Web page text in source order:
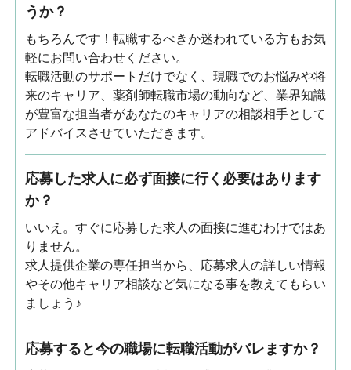
うか？
もちろんです！転職するべきか迷われている方もお気
軽にお問い合わせください。
転職活動のサポートだけでなく、現職でのお悩みや将
来のキャリア、薬剤師転職市場の動向など、業界知識
が豊富な担当者があなたのキャリアの相談相手として
アドバイスさせていただきます。
応募した求人に必ず面接に行く必要はあります
か？
いいえ。すぐに応募した求人の面接に進むわけではあ
りません。
求人提供企業の専任担当から、応募求人の詳しい情報
やその他キャリア相談など気になる事を教えてもらい
ましょう♪
応募すると今の職場に転職活動がバレますか？